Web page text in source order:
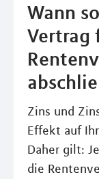
Wann
Vertrag
Zins und
Effekt auf
Daher gilt:
die